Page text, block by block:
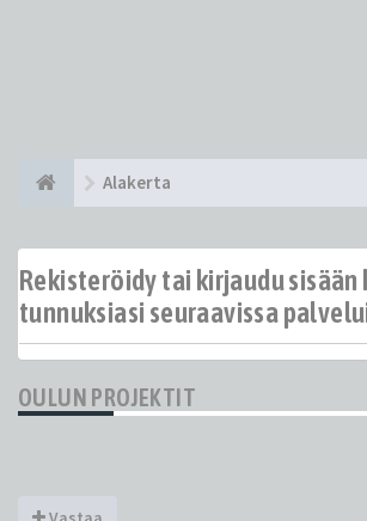
Alakerta
Rekisteröidy tai kirjaudu
tunnuksiasi seuraavissa
OULUN PROJEKTIT